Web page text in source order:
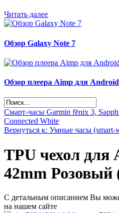
Читать далее
Обзор Galaxy Note 7
Обзор плеера Aimp для Android
Смарт-часы Garmin fēnix 3,
Connected White
Вернуться к: Умные часы (smart-
TPU чехол для
42mm Розовый
С детальным описанием Вы
на нашем сайте